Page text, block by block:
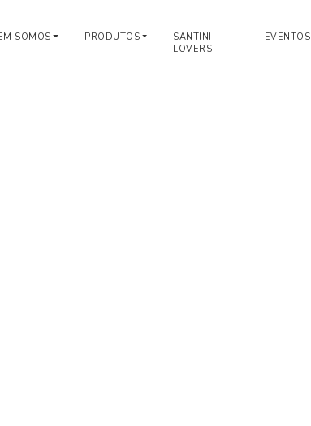
SOMOS PRODUTOS
SANTINI
LOVERS
EVENTOS